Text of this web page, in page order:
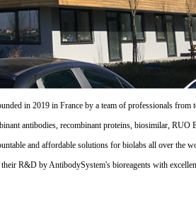
in 2019 in France by a team of professionals
antibodies, recombinant proteins, biosimilar,
and affordable solutions for biolabs all over the
R&D by AntibodySystem's bioreagents with